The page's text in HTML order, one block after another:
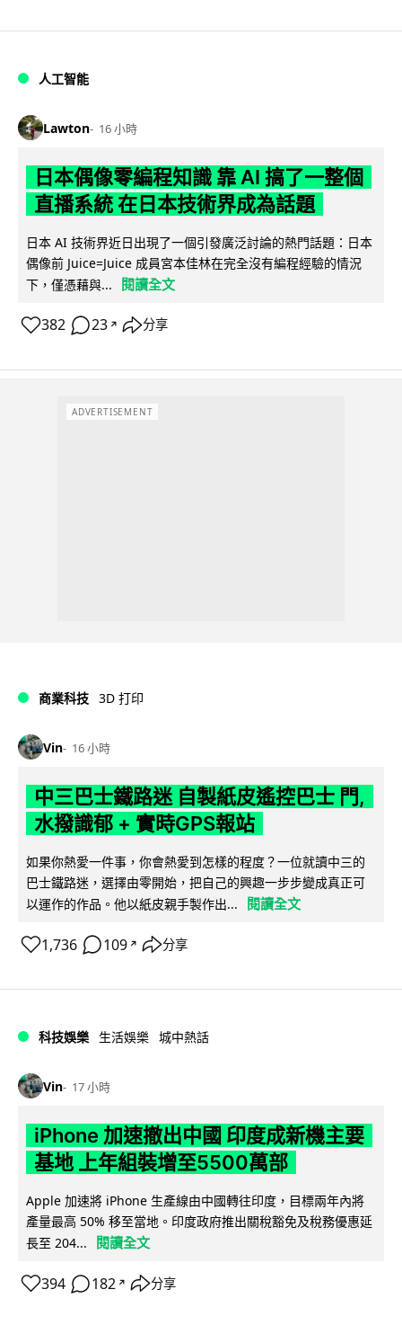
人工智能
Lawton 16 小時
日本偶像零編程知識 靠 AI 搞了一整個
直播系統 在日本技術界成為話題
日本 AI 技術界近日出現了一個引發廣泛討論的熱門話題：日本
偶像前 Juice=Juice 成員宮本佳林在完全沒有編程經驗的情況
下，僅憑藉與...
閱讀全文
382 23 ↗ 分享
ADVERTISEMENT
商業科技 3D 打印
Vin 16 小時
中三巴士鐵路迷 自製紙皮遙控巴士 門,
水撥識郁 + 實時GPS報站
如果你熱愛一件事，你會熱愛到怎樣的程度？一位就讀中三的
巴士鐵路迷，選擇由零開始，把自己的興趣一步步變成真正可
以運作的作品。他以紙皮親手製作出...
閱讀全文
1,736 109 ↗ 分享
科技娛樂 生活娛樂 城中熱話
Vin 17 小時
iPhone 加速撤出中國 印度成新機主要
基地 上年組裝增至5500萬部
Apple 加速將 iPhone 生產線由中國轉往印度，目標兩年內將
產量最高 50% 移至當地。印度政府推出關稅豁免及稅務優惠延
長至 204...
閱讀全文
394 182 ↗ 分享